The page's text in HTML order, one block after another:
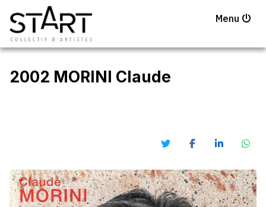
Menu
2002 MORINI Claude